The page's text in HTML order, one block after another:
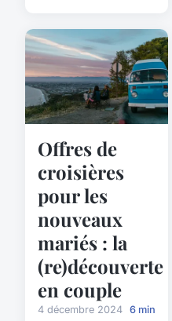
Offres de
croisières
pour les
nouveaux
mariés : la
(re)découverte
en couple
4 décembre 2024 6 min